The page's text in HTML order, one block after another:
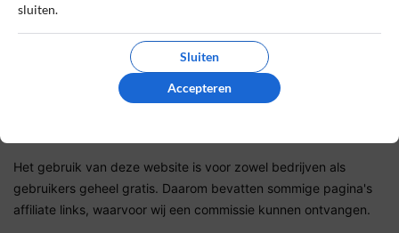
Ik ga akkoord met de gebruikersvoorwaarden en het
privacybeleid door deze review te plaatsen. Ik verklaar ook dat
ik een daadwerkelijke ervaring heb met dit bedrijf.
controlebeleiden hoe wij zorgen dat reviews
Het gebruik van deze website is voor zowel bedrijven als
gebruikers geheel gratis. Daarom bevatten sommige pagina's
affiliate links, waarvoor wij een commissie kunnen ontvangen.
sluiten.
Sluiten
Accepteren